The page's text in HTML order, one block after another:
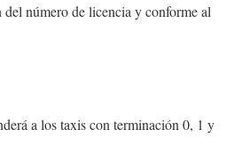
número de licencia y conforme al
a los taxis con terminación 0, 1 y